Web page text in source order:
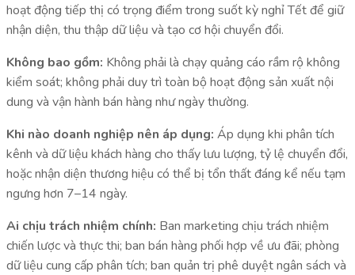
hoạt động tiếp thị có trọng điểm trong suốt kỳ nghỉ Tết để giữ
nhận diện, thu thập dữ liệu và tạo cơ hội chuyển đổi.
Không bao gồm: Không phải là chạy quảng cáo rầm rộ không
kiểm soát; không phải duy trì toàn bộ hoạt động sản xuất nội
dung và vận hành bán hàng như ngày thường.
Khi nào doanh nghiệp nên áp dụng: Áp dụng khi phân tích
kênh và dữ liệu khách hàng cho thấy lưu lượng, tỷ lệ chuyển đổi,
hoặc nhận diện thương hiệu có thể bị tổn thất đáng kể nếu tạm
ngưng hơn 7–14 ngày.
Ai chịu trách nhiệm chính: Ban marketing chịu trách nhiệm
chiến lược và thực thi; ban bán hàng phối hợp về ưu đãi; phòng
dữ liệu cung cấp phân tích; ban quản trị phê duyệt ngân sách và